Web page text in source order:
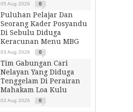
05 Aug 2026 0
Puluhan Pelajar Dan
Seorang Kader Posyandu
Di Sebulu Diduga
Keracunan Menu MBG
03 Aug 2026 0
Tim Gabungan Cari
Nelayan Yang Diduga
Tenggelam Di Perairan
Mahakam Loa Kulu
02 Aug 2026 0